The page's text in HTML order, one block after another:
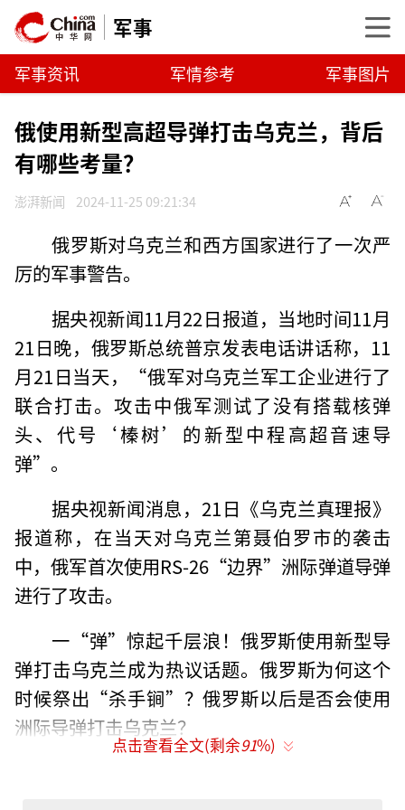
军事
军事资讯 军情参考 军事图片
俄使用新型高超导弹打击乌克兰，背后
有哪些考量？
澎湃新闻 2024-11-25 09:21:34
俄罗斯对乌克兰和西方国家进行了一次严
厉的军事警告。
据央视新闻11月22日报道，当地时间11月
21日晚，俄罗斯总统普京发表电话讲话称，11
月21日当天，“俄军对乌克兰军工企业进行了
联合打击。攻击中俄军测试了没有搭载核弹
头、代号‘榛树’的新型中程高超音速导
弹”。
据央视新闻消息，21日《乌克兰真理报》
报道称，在当天对乌克兰第聂伯罗市的袭击
中，俄军首次使用RS-26“边界”洲际弹道导弹
进行了攻击。
一“弹”惊起千层浪！俄罗斯使用新型导
弹打击乌克兰成为热议话题。俄罗斯为何这个
时候祭出“杀手锏”？俄罗斯以后是否会使用
洲际导弹打击乌克兰？
点击查看全文(剩余91%)